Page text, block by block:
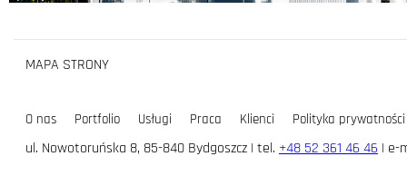
MAPA STRONY
O nas Portfolio Usługi Praca Klienci
Polityka prywatności
ul. Nowotoruńska 8, 85-840 Bydgoszcz | tel. +48 52 361 46 46 | e-